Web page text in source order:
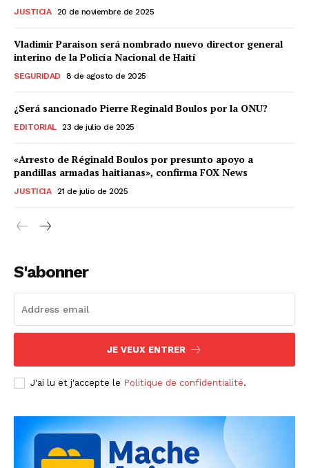
JUSTICIA 20 de noviembre de 2025
Vladimir Paraison será nombrado nuevo director general
interino de la Policía Nacional de Haití
SEGURIDAD 8 de agosto de 2025
¿Será sancionado Pierre Reginald Boulos por la ONU?
EDITORIAL 23 de julio de 2025
«Arresto de Réginald Boulos por presunto apoyo a
pandillas armadas haitianas», confirma FOX News
JUSTICIA 21 de julio de 2025
S'abonner
JE VEUX ENTRER
J'ai lu et j'accepte le Politique de confidentialité.